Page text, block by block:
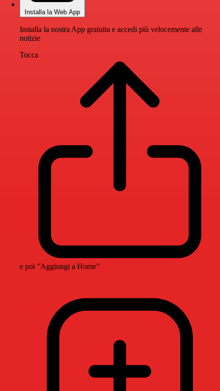
Installa la Web App
Installa la nostra App gratuita e accedi più velocemente alle
notizie
Tocca
e poi "Aggiungi a Home"